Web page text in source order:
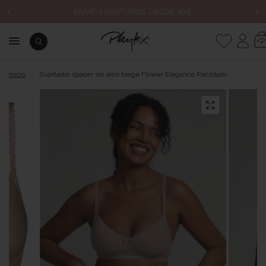
Inicio Sujetador spacer sin aros beige Flower Elegance Reciclado